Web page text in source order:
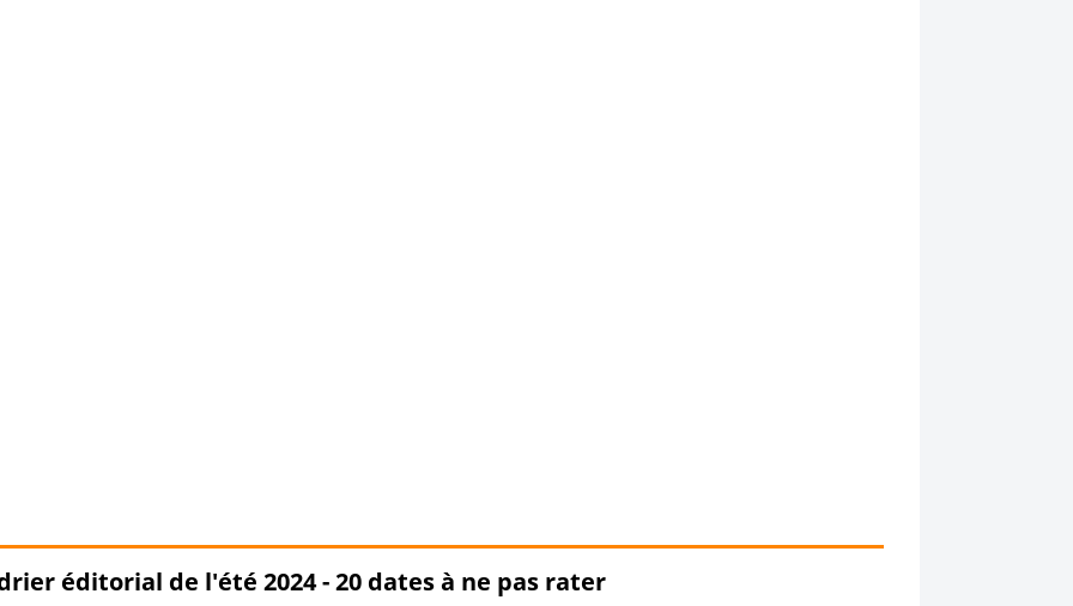
éditorial de l'été 2024 - 20 dates à ne pas rater